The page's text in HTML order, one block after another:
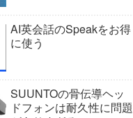
AI英会話のSpeakをお得
に使う
SUUNTOの骨伝導ヘッ
ドフォンは耐久性に問題